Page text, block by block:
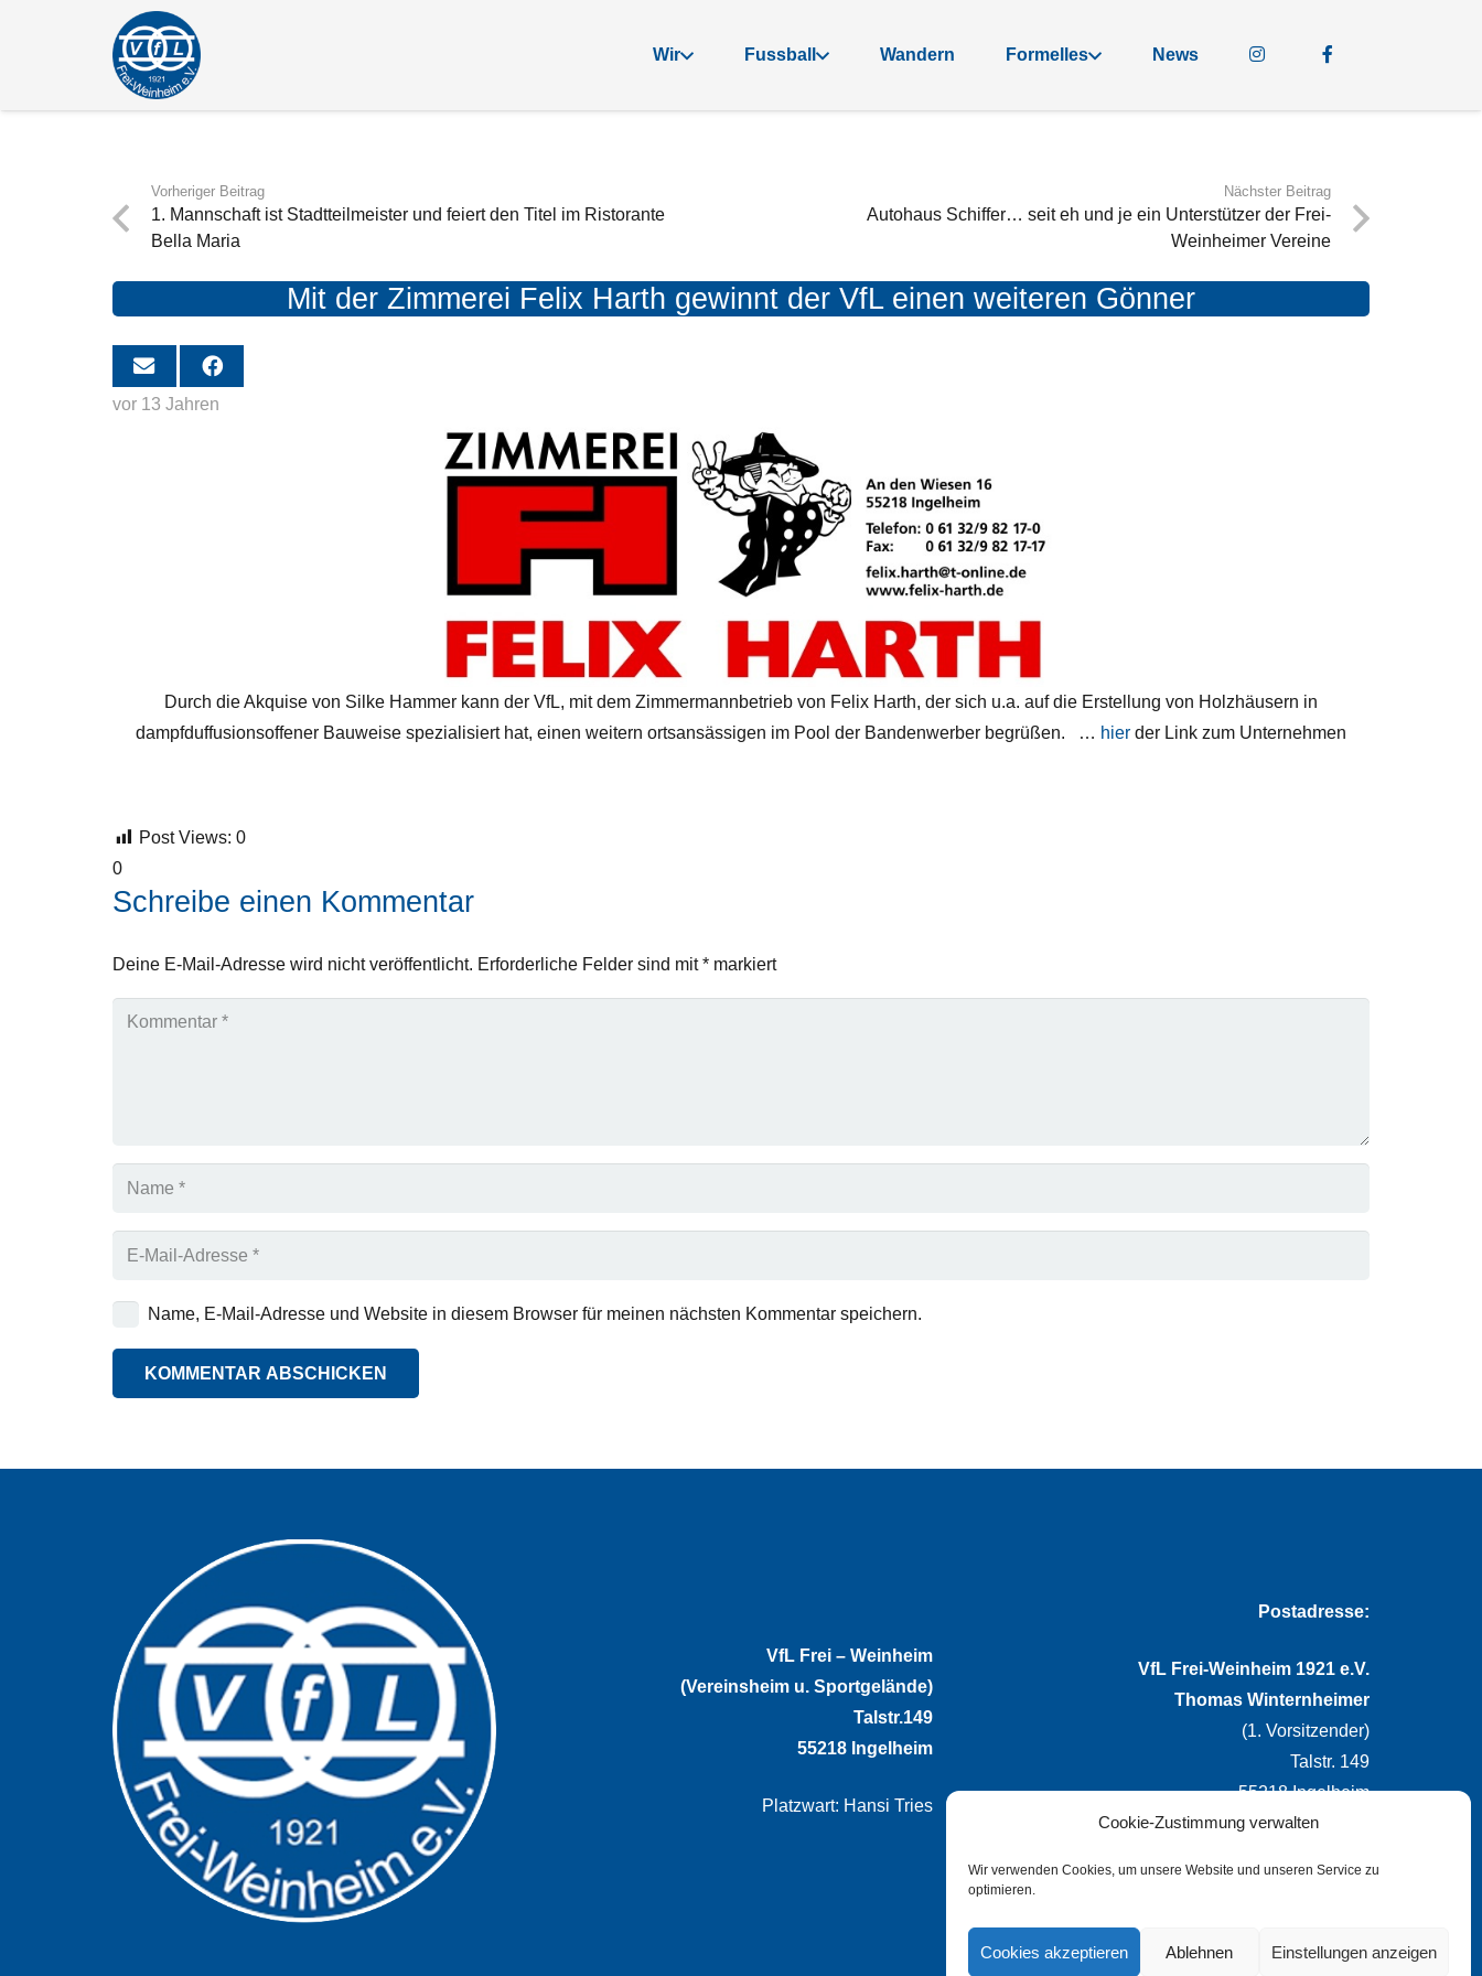
Cookie-Zustimmung verwalten
Wir verwenden Cookies, um unsere Website und unseren Service zu
optimieren.
Cookies akzeptieren Ablehnen Einstellungen anzeigen
Wir Fussball Wandern Formelles News
Vorheriger Beitrag
1. Mannschaft ist Stadtteilmeister und feiert den Titel im Ristorante
Bella Maria
Nächster Beitrag
Autohaus Schiffer… seit eh und je ein Unterstützer der Frei-
Weinheimer Vereine
Mit der Zimmerei Felix Harth gewinnt der VfL einen weiteren Gönner
vor 13 Jahren
Durch die Akquise von Silke Hammer kann der VfL, mit dem Zimmermannbetrieb von Felix Harth, der sich u.a. auf die Erstellung von Holzhäusern in
dampfduffusionsoffener Bauweise spezialisiert hat, einen weitern ortsansässigen im Pool der Bandenwerber begrüßen. … hier der Link zum Unternehmen
Post Views: 0
0
Schreibe einen Kommentar
Deine E-Mail-Adresse wird nicht veröffentlicht. Erforderliche Felder sind mit* markiert
Name, E-Mail-Adresse und Website in diesem Browser für meinen nächsten Kommentar speichern.
KOMMENTAR ABSCHICKEN
VfL Frei – Weinheim
(Vereinsheim u. Sportgelände)
Talstr.149
55218 Ingelheim
Platzwart: Hansi Tries
Postadresse:
VfL Frei-Weinheim 1921 e.V.
Thomas Winternheimer
(1. Vorsitzender)
Talstr. 149
55218 Ingelheim